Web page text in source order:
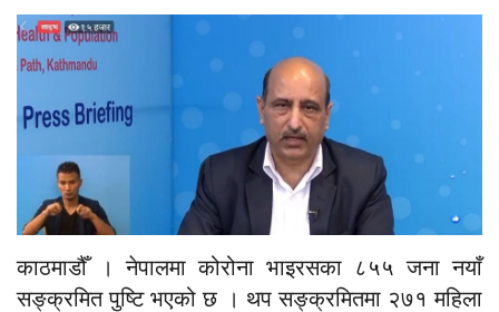
काठमाडौँ । नेपालमा कोरोना भाइरसका ८५५ जना नयाँ
सङ्क्रमित पुष्टि भएको छ । थप सङ्क्रमितमा २७१ महिला